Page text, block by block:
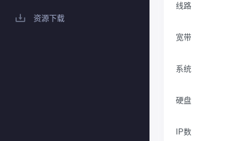
资源下载
线路
宽带
系统
硬盘
IP数